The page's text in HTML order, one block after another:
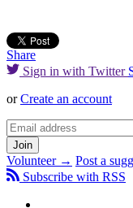
Share
Sign in with Twitter
orCreate an account
Volunteer → Post a
Subscribe with RSS